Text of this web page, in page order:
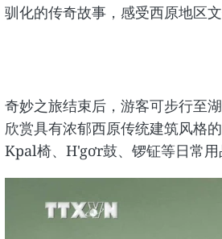
驯化的传奇故事，感受西原地区
奇妙之旅结束后，游客可步行至
欣赏具有浓郁西原传统建筑风格
Kpal椅、H'gơr鼓、锣钲等日常用